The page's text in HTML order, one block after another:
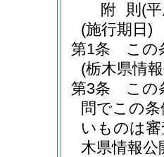
附 則 (
(施行期日)
第1条
この
(栃木県情
第3条
この
問でこの
いものは
木県情報